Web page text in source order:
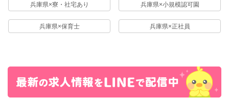
兵庫県×寮・社宅あり 兵庫県×小規模認可園
兵庫県×保育士 兵庫県×正社員